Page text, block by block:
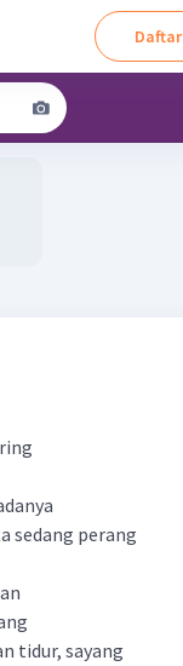
Daftar
sedang perang
tidur, sayang